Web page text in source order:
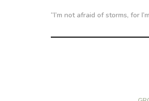
“I’m not afraid of storms, for